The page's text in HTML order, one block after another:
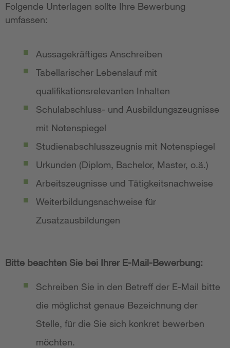
Folgende Unterlagen sollte Ihre Bewerbung
umfassen:
Aussagekräftiges Anschreiben
Tabellarischer Lebenslauf mit
qualifikationsrelevanten Inhalten
Schulabschluss- und Ausbildungszeugnisse
mit Notenspiegel
Studienabschlusszeugnis mit Notenspiegel
Urkunden (Diplom, Bachelor, Master, o.ä.)
Arbeitszeugnisse und Tätigkeitsnachweise
Weiterbildungsnachweise für
Zusatzausbildungen
Bitte beachten Sie bei Ihrer E-Mail-Bewerbung:
Schreiben Sie in den Betreff der E-Mail bitte
die möglichst genaue Bezeichnung der
Stelle, für die Sie sich konkret bewerben
möchten.